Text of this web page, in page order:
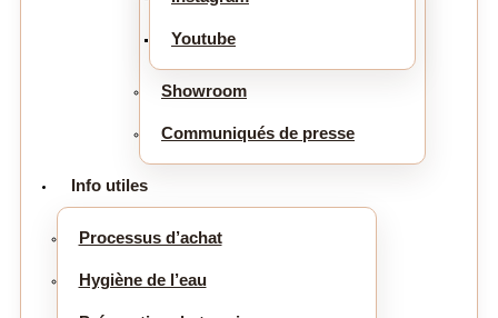
Youtube
Showroom
Communiqués de presse
Info utiles
Processus d’achat
Hygiène de l’eau